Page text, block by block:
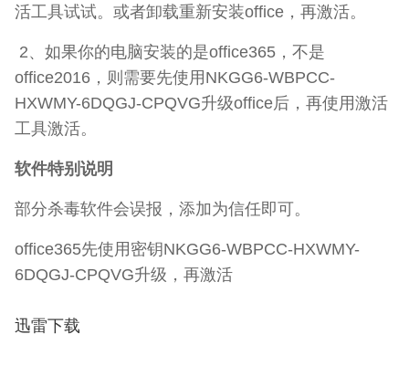
活工具试试。或者卸载重新安装office，再激活。
2、如果你的电脑安装的是office365，不是
office2016，则需要先使用NKGG6-WBPCC-
HXWMY-6DQGJ-CPQVG升级office后，再使用激活
工具激活。
软件特别说明
部分杀毒软件会误报，添加为信任即可。
office365先使用密钥NKGG6-WBPCC-HXWMY-
6DQGJ-CPQVG升级，再激活
迅雷下载